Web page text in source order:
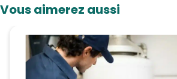
Vous aimerez aussi